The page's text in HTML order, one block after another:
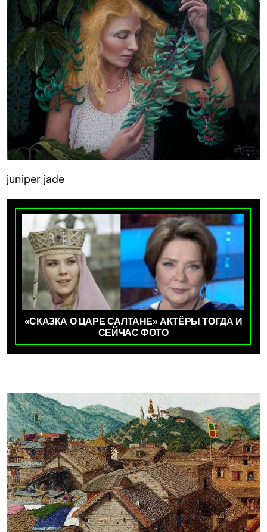
juniper jade
«СКАЗКА О ЦАРЕ САЛТАНЕ» АКТЁРЫ ТОГДА И
СЕЙЧАС ФОТО